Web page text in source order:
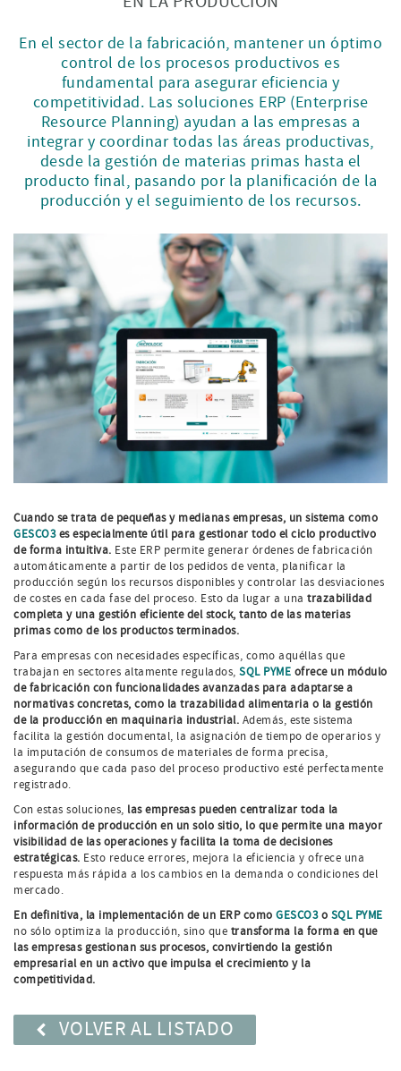
En el sector de la fabricación, mantener un óptimo
control de los procesos productivos es
fundamental para asegurar eficiencia y
competitividad. Las soluciones ERP (Enterprise
Resource Planning) ayudan a las empresas a
integrar y coordinar todas las áreas productivas,
desde la gestión de materias primas hasta el
producto final, pasando por la planificación de la
producción y el seguimiento de los recursos.
Cuando se trata de pequeñas y medianas empresas, un sistema como
GESCO3es especialmente útil para gestionar todo el ciclo productivo
de forma intuitiva. Este ERP permite generar órdenes de fabricación
automáticamente a partir de los pedidos de venta, planificar la
producción según los recursos disponibles y controlar las desviaciones
de costes en cada fase del proceso. Esto da lugar a una trazabilidad
completa y una gestión eficiente del stock, tanto de las materias
primas como de los productos terminados.
Para empresas con necesidades específicas, como aquéllas que
trabajan en sectores altamente regulados, SQL PYME ofrece un módulo
de fabricación con funcionalidades avanzadas para adaptarse a
normativas concretas, como la trazabilidad alimentaria o la gestión
de la producción en maquinaria industrial. Además, este sistema
facilita la gestión documental, la asignación de tiempo de operarios y
la imputación de consumos de materiales de forma precisa,
asegurando que cada paso del proceso productivo esté perfectamente
registrado.
Con estas soluciones, las empresas pueden centralizar toda la
información de producción en un solo sitio, lo que permite una mayor
visibilidad de las operaciones y facilita la toma de decisiones
estratégicas. Esto reduce errores, mejora la eficiencia y ofrece una
respuesta más rápida a los cambios en la demanda o condiciones del
mercado.
En definitiva, la implementación de un ERP como GESCO3o SQL PYME
no sólo optimiza la producción, sino que transforma la forma en que
las empresas gestionan sus procesos, convirtiendo la gestión
empresarial en un activo que impulsa el crecimiento y la
competitividad.
VOLVER AL LISTADO